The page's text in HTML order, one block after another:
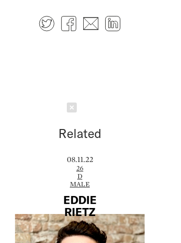
TwitterFacebook
E-mail
Related
08.11.22
26
D
MALE
EDDIE
RIETZ